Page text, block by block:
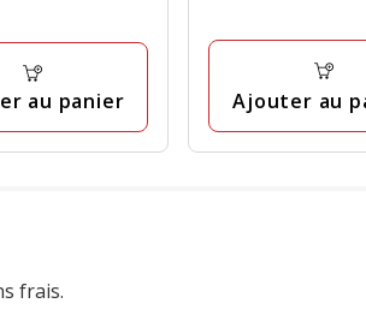
au panier
27
Ajouter au
frais.